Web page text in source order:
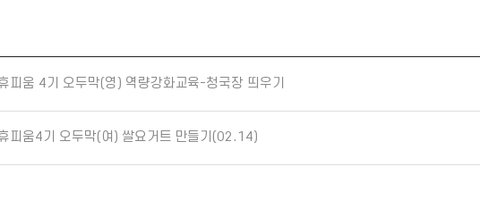
피움 4기 오두막(영) 역량강화교육-청국장 띄우기
피움4기 오두막(여) 쌀요거트 만들기(02.14)